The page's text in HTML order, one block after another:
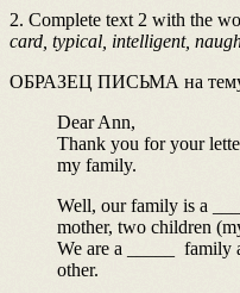
2. Complete text 2 with the
card, typical, intelligent,
ОБРАЗЕЦ ПИСЬМА на
Dear Ann,
Thank you for your
my family.
Well, our family is a
mother, two children
We are a _____ family
other.